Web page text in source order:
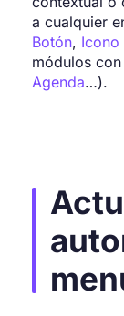
a cualquier
Botón, Icono
módulos
Agenda…).